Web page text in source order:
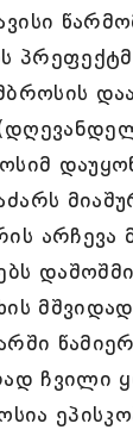
არჩევა
ჩვილი